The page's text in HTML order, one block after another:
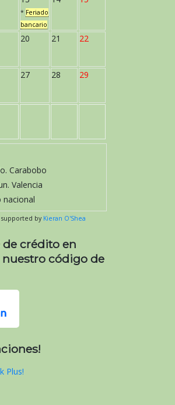
* Feriado
bancario
20 21 22
27 28 29
Carabobo
Valencia
nacional
by Kieran O'Shea
de crédito en
código de
Plus!